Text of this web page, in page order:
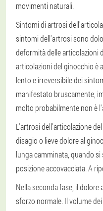
movimenti naturali.
Sintomi di artrosi
sintomi dell'artrosi sono
deformità delle articolazioni
articolazioni del ginocchio è
lento e irreversibile dei
manifestato bruscamente,
molto probabilmente non è
L'artrosi dell'articolazione
disagio o lieve dolore al
lunga camminata, quando si
posizione accovacciata. A
Nella seconda fase, il
sforzo normale. Il volume